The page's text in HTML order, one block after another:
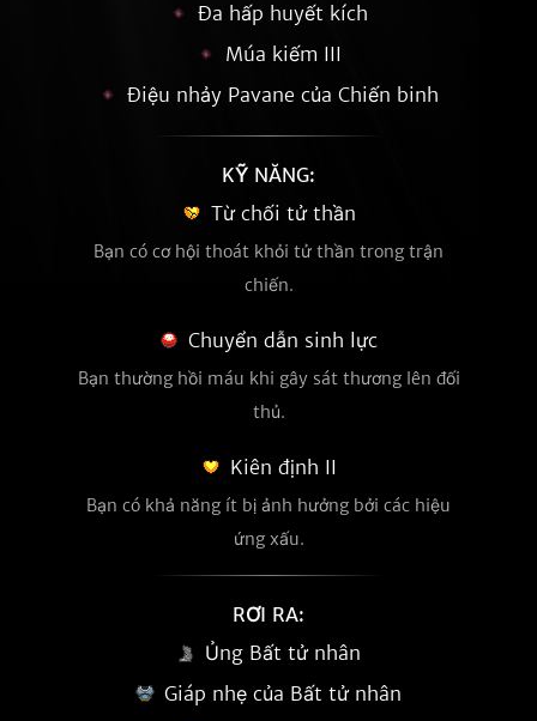
Đa hấp huyết kích
Múa kiếm III
Điệu nhảy Pavane của Chiến binh
KỸ NĂNG:
Từ chối tử thần
Bạn có cơ hội thoát khỏi tử thần trong trận
chiến.
Chuyển dẫn sinh lực
Bạn thường hồi máu khi gây sát thương lên đối
thủ.
Kiên định II
Bạn có khả năng ít bị ảnh hưởng bởi các hiệu
ứng xấu.
RƠI RA:
Ủng Bất tử nhân
Giáp nhẹ của Bất tử nhân